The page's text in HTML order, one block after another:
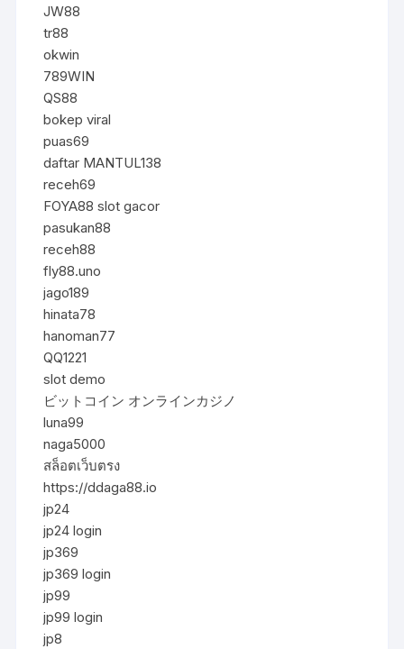
JW88
tr88
okwin
789WIN
QS88
bokep viral
puas69
daftar MANTUL138
receh69
FOYA88 slot gacor
pasukan88
receh88
fly88.uno
jago189
hinata78
hanoman77
QQ1221
slot demo
ビットコイン オンラインカジノ
luna99
naga5000
สล็อตเว็บตรง
https://ddaga88.io
jp24
jp24 login
jp369
jp369 login
jp99
jp99 login
jp8